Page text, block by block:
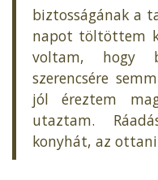
biztosságának a
napot töltöttem
voltam, hogy
szerencsére
jól éreztem
utaztam.
konyhát, az